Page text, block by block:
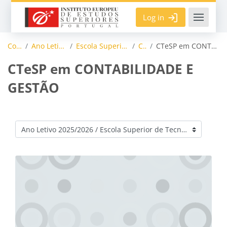
Skip to main content
Log in
Courses Ano Letivo 2025/2026 Escola Superior de Tecnologias CTESP CTeSP em CONTABILIDADE E GESTÃO
CTeSP em CONTABILIDADE E
GESTÃO
Course categories